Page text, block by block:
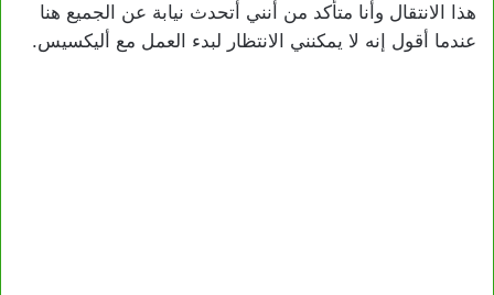
هذا الانتقال وأنا متأكد من أنني أتحدث نيابة عن الجميع هنا
عندما أقول إنه لا يمكنني الانتظار لبدء العمل مع أليكسيس.